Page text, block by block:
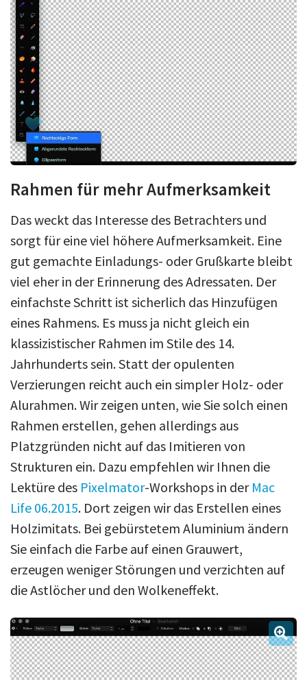
Rahmen für mehr Aufmerksamkeit
Das weckt das Interesse des Betrachters und
sorgt für eine viel höhere Aufmerksamkeit. Eine
gut gemachte Einladungs- oder Grußkarte bleibt
viel eher in der Erinnerung des Adressaten. Der
einfachste Schritt ist sicherlich das Hinzufügen
eines Rahmens. Es muss ja nicht gleich ein
klassizistischer Rahmen im Stile des 14.
Jahrhunderts sein. Statt der opulenten
Verzierungen reicht auch ein simpler Holz- oder
Alurahmen. Wir zeigen unten, wie Sie solch einen
Rahmen erstellen, gehen allerdings aus
Platzgründen nicht auf das Imitieren von
Strukturen ein. Dazu empfehlen wir Ihnen die
Lektüre des Pixelmator-Workshops in der Mac
Life 06.2015. Dort zeigen wir das Erstellen eines
Holzimitats. Bei gebürstetem Aluminium ändern
Sie einfach die Farbe auf einen Grauwert,
erzeugen weniger Störungen und verzichten auf
die Astlöcher und den Wolkeneffekt.